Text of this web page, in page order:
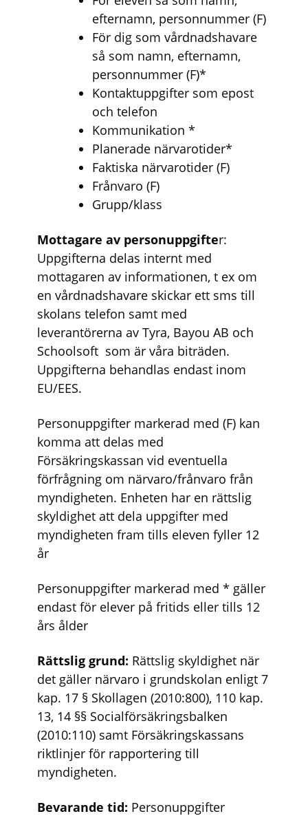
efternamn, personnummer (F)
För dig som vårdnadshavare
så som namn, efternamn,
personnummer (F)*
Kontaktuppgifter som epost
och telefon
Kommunikation *
Planerade närvarotider*
Faktiska närvarotider (F)
Frånvaro (F)
Grupp/klass
Mottagare av personuppgifter:
Uppgifterna delas internt med
mottagaren av informationen, t ex om
en vårdnadshavare skickar ett sms till
skolans telefon samt med
leverantörerna av Tyra, Bayou AB och
Schoolsoft som är våra biträden.
Uppgifterna behandlas endast inom
EU/EES.
Personuppgifter markerad med (F) kan
komma att delas med
Försäkringskassan vid eventuella
förfrågning om närvaro/frånvaro från
myndigheten. Enheten har en rättslig
skyldighet att dela uppgifter med
myndigheten fram tills eleven fyller 12
år
Personuppgifter markerad med * gäller
endast för elever på fritids eller tills 12
års ålder
Rättslig grund: Rättslig skyldighet när
det gäller närvaro i grundskolan enligt 7
kap. 17 § Skollagen (2010:800), 110 kap.
13, 14 §§ Socialförsäkringsbalken
(2010:110) samt Försäkringskassans
riktlinjer för rapportering till
myndigheten.
Bevarande tid: Personuppgifter